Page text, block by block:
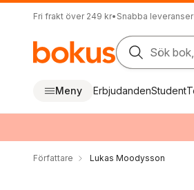
Fri frakt över 249 kr• Snabba leveranser
Sök
Meny ErbjudandenStudent
Författare Lukas Moodysson